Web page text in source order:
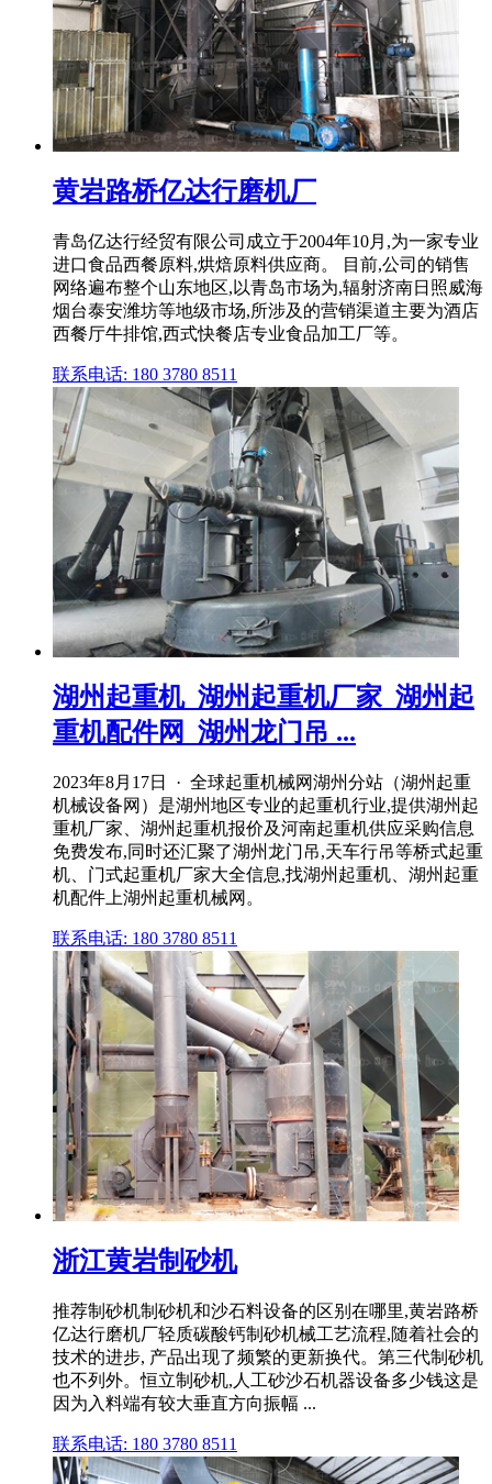
黄岩路桥亿达行磨机厂
青岛亿达行经贸有限公司成立于2004年10月,为一家专业
进口食品西餐原料,烘焙原料供应商。 目前,公司的销售
网络遍布整个山东地区,以青岛市场为,辐射济南日照威海
烟台泰安潍坊等地级市场,所涉及的营销渠道主要为酒店
西餐厅牛排馆,西式快餐店专业食品加工厂等。
联系电话: 180 3780 8511
湖州起重机_湖州起重机厂家_湖州起
重机配件网_湖州龙门吊 ...
2023年8月17日 · 全球起重机械网湖州分站（湖州起重
机械设备网）是湖州地区专业的起重机行业,提供湖州起
重机厂家、湖州起重机报价及河南起重机供应采购信息
免费发布,同时还汇聚了湖州龙门吊,天车行吊等桥式起重
机、门式起重机厂家大全信息,找湖州起重机、湖州起重
机配件上湖州起重机械网。
联系电话: 180 3780 8511
浙江黄岩制砂机
推荐制砂机制砂机和沙石料设备的区别在哪里,黄岩路桥
亿达行磨机厂轻质碳酸钙制砂机械工艺流程,随着社会的
技术的进步, 产品出现了频繁的更新换代。第三代制砂机
也不列外。恒立制砂机,人工砂沙石机器设备多少钱这是
因为入料端有较大垂直方向振幅 ...
联系电话: 180 3780 8511